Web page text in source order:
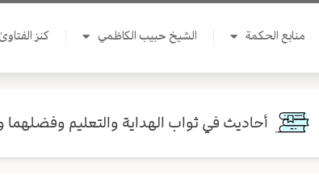
منابع الحكمة الشيخ حبيب الكاظمي كنز الفتاوىٰ
أحاديث في ثواب الهداية والتعليم